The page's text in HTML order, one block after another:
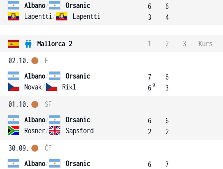
Albano/
Orsanic
Lapentti / Lapentti
6
3
6
4
Mallorca 2 1 2 3
Kurs
02.10.
Albano/
Orsanic
Novak/ Rikl
F
7
69
6
3
01.10.
Albano/
Orsanic
Rosner/ Sapsford
SF
6
2
6
2
30.09.
Albano/
Orsanic
ČF
6
7